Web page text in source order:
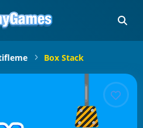
Box Stack